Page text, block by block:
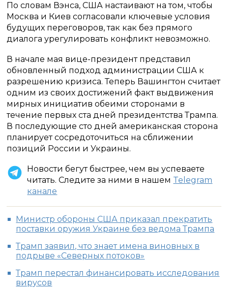
По словам Вэнса, США настаивают на том, чтобы
Москва и Киев согласовали ключевые условия
будущих переговоров, так как без прямого
диалога урегулировать конфликт невозможно.
В начале мая вице-президент представил
обновленный подход администрации США к
разрешению кризиса. Теперь Вашингтон считает
одним из своих достижений факт выдвижения
мирных инициатив обеими сторонами в
течение первых ста дней президентства Трампа.
В последующие сто дней американская сторона
планирует сосредоточиться на сближении
позиций России и Украины.
Новости бегут быстрее, чем вы успеваете
читать. Следите за ними в нашем Telegram
канале
Министр обороны США приказал прекратить
поставки оружия Украине без ведома Трампа
Трамп заявил, что знает имена виновных в
подрыве «Северных потоков»
Трамп перестал финансировать исследования
вирусов